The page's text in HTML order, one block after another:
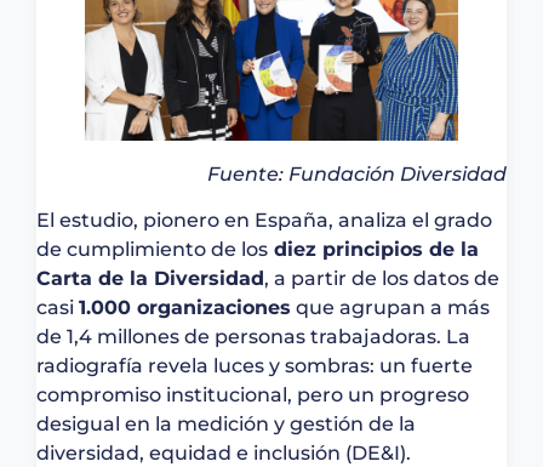
Fuente: Fundación Diversidad
El estudio, pionero en España, analiza el grado
de cumplimiento de los diez principios de la
Carta de la Diversidad, a partir de los datos de
casi 1.000 organizaciones que agrupan a más
de 1,4 millones de personas trabajadoras. La
radiografía revela luces y sombras: un fuerte
compromiso institucional, pero un progreso
desigual en la medición y gestión de la
diversidad, equidad e inclusión (DE&I).